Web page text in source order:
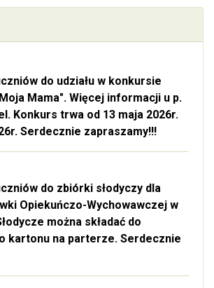
do udziału w konkursie
Mama". Więcej informacji u p.
Konkurs trwa od 13 maja 2026r.
Serdecznie zapraszamy!!!
do zbiórki słodyczy dla
Opiekuńczo-Wychowawczej w
można składać do
kartonu na parterze. Serdecznie